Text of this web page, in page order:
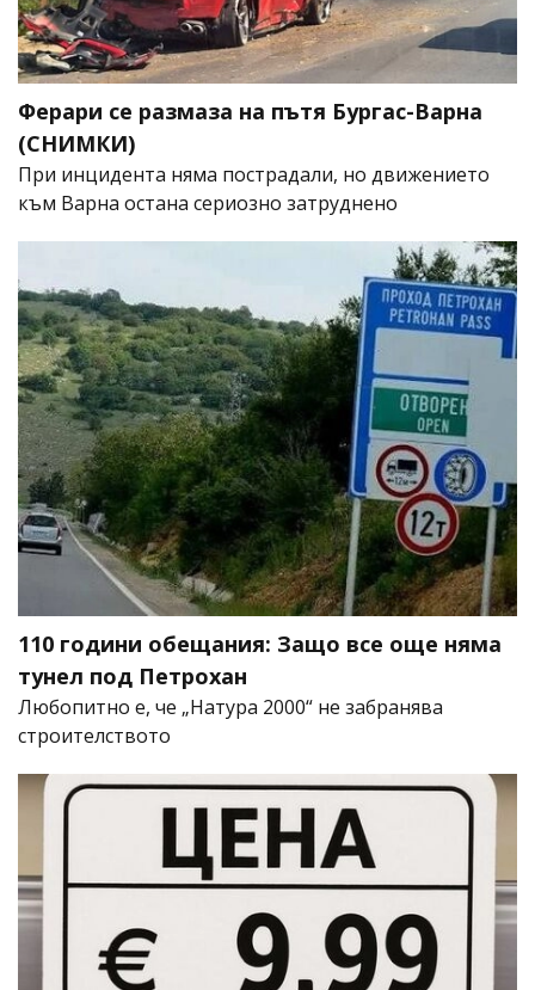
Ферари се размаза на пътя Бургас-Варна
(СНИМКИ)
При инцидента няма пострадали, но движението
към Варна остана сериозно затруднено
110 години обещания: Защо все още няма
тунел под Петрохан
Любопитно е, че „Натура 2000“ не забранява
строителството